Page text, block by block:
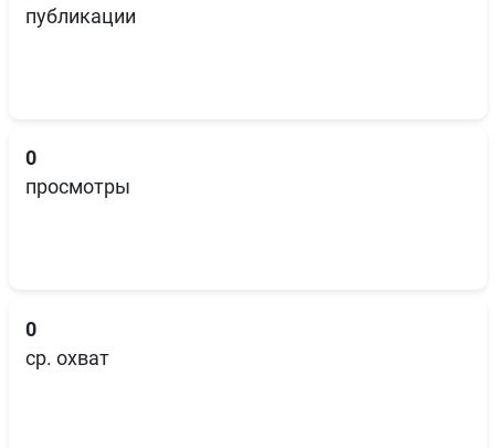
публикации
0
просмотры
0
ср. охват